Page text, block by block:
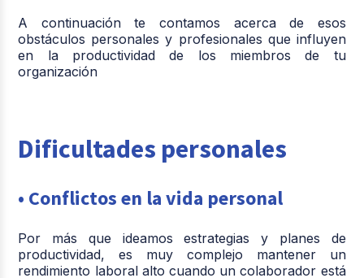
A continuación te contamos acerca de esos
obstáculos personales y profesionales que influyen
en la productividad de los miembros de tu
organización
Dificultades personales
• Conflictos en la vida personal
Por más que ideamos estrategias y planes de
productividad, es muy complejo mantener un
rendimiento laboral alto cuando un colaborador está